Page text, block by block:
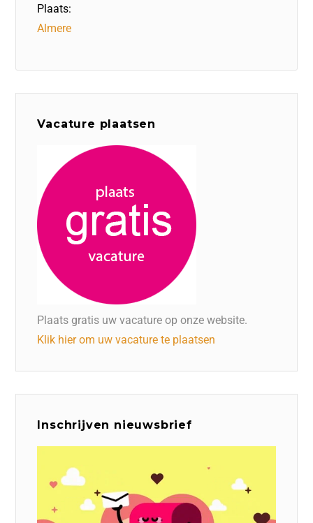
Plaats:
Almere
Vacature plaatsen
Plaats gratis uw vacature op onze website.
Klik hier om uw vacature te plaatsen
Inschrijven nieuwsbrief